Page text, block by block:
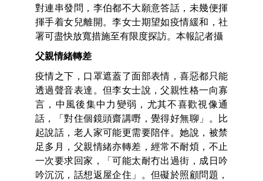
對連串發問，李伯都不大願意答話，未幾便揮
揮手着女兒離開。李女士期望如疫情緩和，社
署可盡快放寬措施至有限度探訪。本報記者攝
父親情緒轉差
疫情之下，口罩遮蓋了面部表情，喜惡都只能
透過聲音表達。但李女士說，父親性格一向寡
言，中風後集中力變弱，尤其不喜歡視像通
話，「對住個鏡頭齋講嘢，覺得好無聊」。比
起說話，老人家可能更需要陪伴。她說，被禁
足多月，父親情緒亦轉差，經常不耐煩，不止
一次要求回家，「可能太耐冇出過街，成日吟
吟沉沉，話想返屋企住」。但礙於照顧問題，